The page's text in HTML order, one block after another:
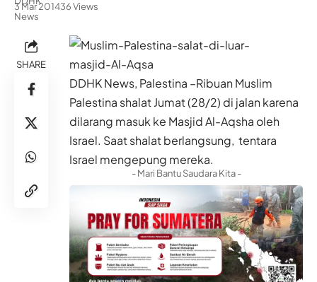
3 Mar 201436 Views
SHARE
DDHK News, Palestina –Ribuan Muslim
Palestina shalat Jumat (28/2) di jalan karena
dilarang masuk ke Masjid Al-Aqsha oleh
Israel. Saat shalat berlangsung, tentara
Israel mengepung mereka.
- Mari Bantu Saudara Kita -